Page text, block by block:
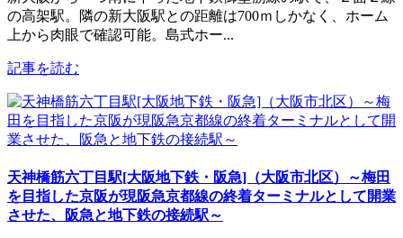
の高架駅。隣の新大阪駅との距離は700ｍしかなく、ホーム
上から肉眼で確認可能。島式ホー...
記事を読む
天神橋筋六丁目駅[大阪地下鉄・阪急]（大阪市北区）～梅田
を目指した京阪が現阪急京都線の終着ターミナルとして開業
させた、阪急と地下鉄の接続駅～